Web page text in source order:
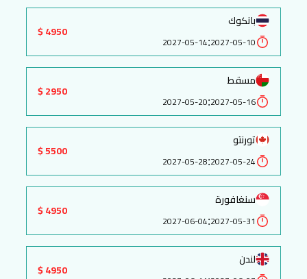
بانكوك
2027-05-10
:
2027-05-14
4950 $
مسقط
2027-05-16
:
2027-05-20
2950 $
تورنتو
2027-05-24
:
2027-05-28
5500 $
سنغافورة
2027-05-31
:
2027-06-04
4950 $
لندن
4950 $